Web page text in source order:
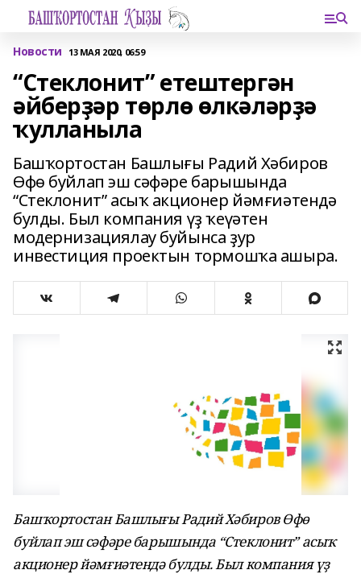
Новости 13 МАЯ 2020, 06:59
“Стеклонит” етештергән
әйберҙәр төрлө өлкәләрҙә
ҡулланыла
Башҡортостан Башлығы Радий Хәбиров
Өфө буйлап эш сәфәре барышында
“Стеклонит” асыҡ акционер йәмғиәтендә
булды. Был компания үҙ ҡеүәтен
модернизациялау буйынса ҙур
инвестиция проектын тормошҡа ашыра.
Башҡортостан Башлығы Радий Хәбиров Өфө
буйлап эш сәфәре барышында “Стеклонит” асыҡ
акционер йәмғиәтендә булды. Был компания үҙ